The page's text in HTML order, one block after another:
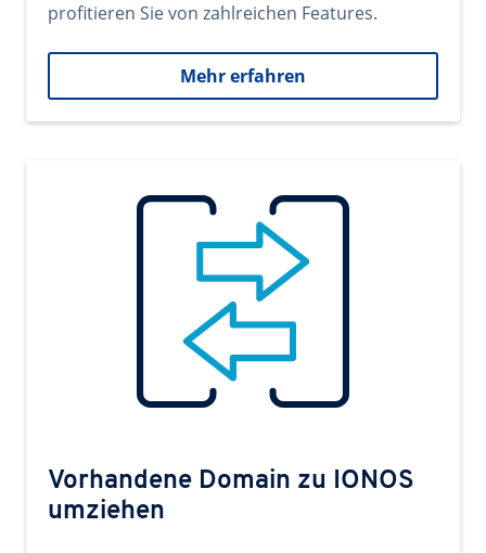
profitieren Sie von zahlreichen Features.
Mehr erfahren
Vorhandene Domain zu IONOS
umziehen